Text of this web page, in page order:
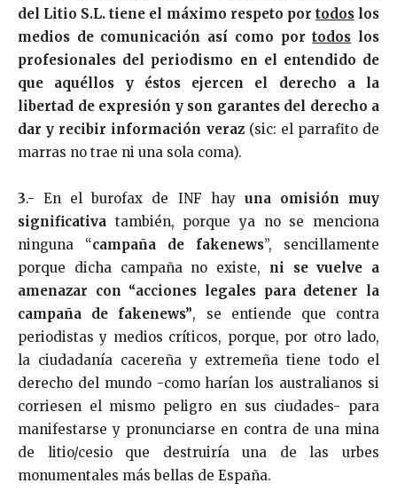
del Litio S.L. tiene el máximo respeto por todoslos
medios de comunicación así como portodos los
profesionales del periodismo en el entendido de
que aquéllos y éstos ejercen el derecho a la
libertad de expresión y son garantes del derecho a
dar y recibir información veraz(sic: el parrafito de
marras no trae ni una sola coma).
3.- En el burofax de INF hay una omisión muy
significativa también, porque ya no se menciona
ninguna “campaña de fakenews”, sencillamente
porque dicha campaña no existe, ni se vuelve a
amenazar con “acciones legales para detener la
campaña de fakenews”, se entiende que contra
periodistas y medios críticos, porque, por otro lado,
la ciudadanía cacereña y extremeña tiene todo el
derecho del mundo -como harían los australianos si
corriesen el mismo peligro en sus ciudades- para
manifestarse y pronunciarse en contra de una mina
de litio/cesio que destruiría una de las urbes
monumentales más bellas de España.